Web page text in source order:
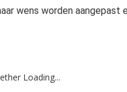
wens worden aangepast
Loading...